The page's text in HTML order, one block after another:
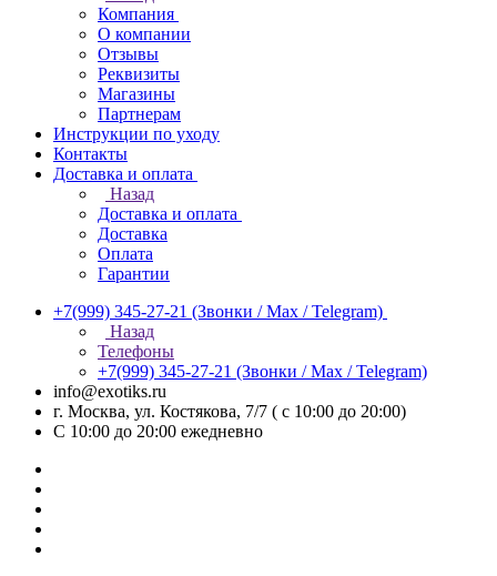
Компания
О компании
Отзывы
Реквизиты
Магазины
Партнерам
Инструкции по уходу
Контакты
Доставка и оплата
Назад
Доставка и оплата
Доставка
Оплата
Гарантии
+7(999) 345-27-21 (Звонки / Max / Telegram)
Назад
Телефоны
+7(999) 345-27-21 (Звонки / Max / Telegram)
info@exotiks.ru
г. Москва, ул. Костякова, 7/7 ( с 10:00 до 20:00)
С 10:00 до 20:00 ежедневно